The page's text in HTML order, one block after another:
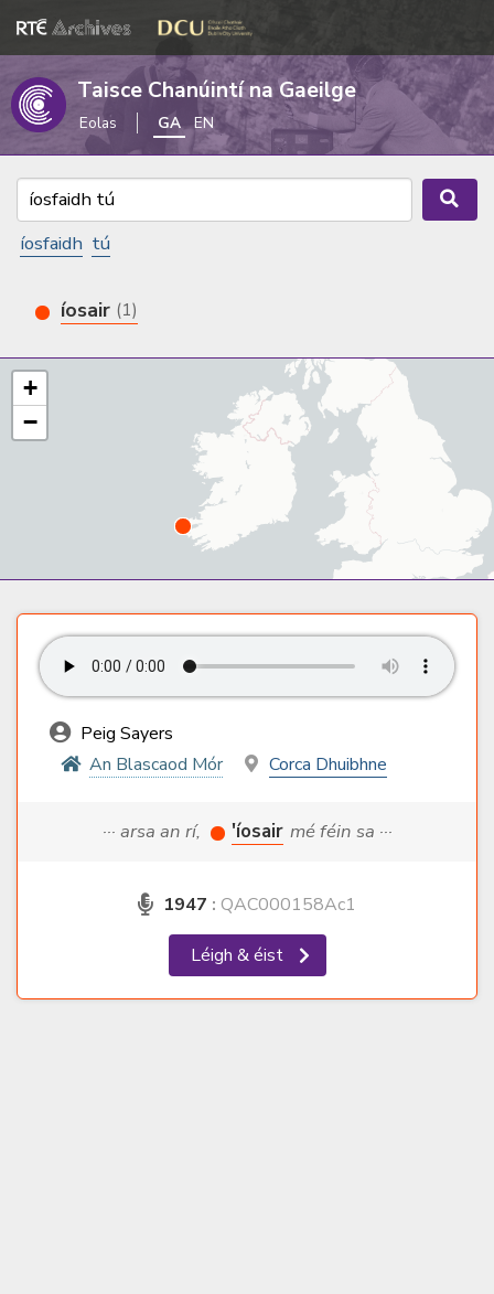
Taisce Chanúintí na Gaeilge
Eolas GA EN
íosfaidh tú
íosair (1)
+
−
Peig Sayers
An Blascaod Mór
Corca Dhuibhne
··· arsa an rí, 'íosair mé féin sa ···
1947 : QAC000158Ac1
Léigh & éist